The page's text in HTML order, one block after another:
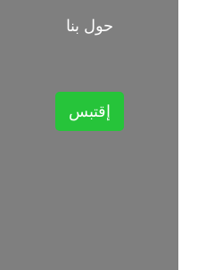
حول بنا
إقتبس